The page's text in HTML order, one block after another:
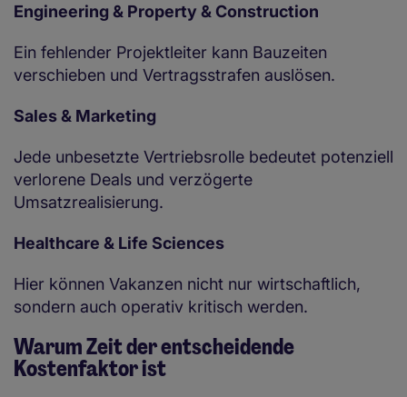
Engineering & Property & Construction
Ein fehlender Projektleiter kann Bauzeiten
verschieben und Vertragsstrafen auslösen.
Sales & Marketing
Jede unbesetzte Vertriebsrolle bedeutet potenziell
verlorene Deals und verzögerte
Umsatzrealisierung.
Healthcare & Life Sciences
Hier können Vakanzen nicht nur wirtschaftlich,
sondern auch operativ kritisch werden.
Warum Zeit der entscheidende
Kostenfaktor ist